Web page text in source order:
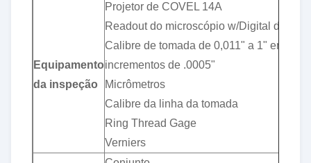
Equipamento
da inspeção
Projetor de COVEL 14A
Readout do microscópio w/Digital de
Calibre de tomada de 0,011" a 1" em
incrementos de .0005"
Micrômetros
Calibre da linha da tomada
Ring Thread Gage
Verniers